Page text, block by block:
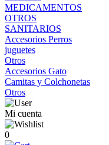
MEDICAMENTOS
OTROS
SANITARIOS
Accesorios Perros
juguetes
Otros
Accesorios Gato
Camitas y Colchonetas
Otros
Mi cuenta
0